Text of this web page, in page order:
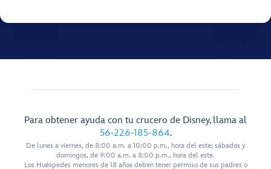
Para obtener ayuda con tu crucero de Disney, llama al
56-226-185-864.
De lunes a viernes, de 8:00 a.m. a 10:00 p.m., hora del este; sábados y
domingos, de 9:00 a.m. a 8:00 p.m., hora del este.
Los Huéspedes menores de 18 años deben tener permiso de sus padres o